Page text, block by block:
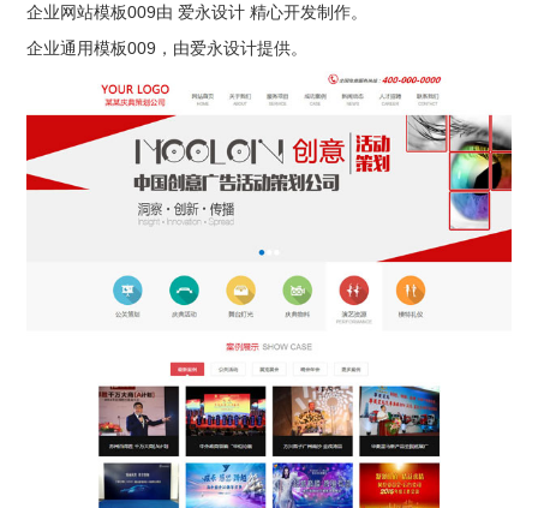
企业网站模板009由 爱永设计 精心开发制作。
企业通用模板009 ，由爱永设计提供。